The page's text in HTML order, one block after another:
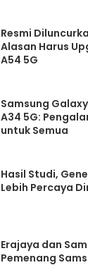
Resmi
Alasan Harus
A54 5G
Samsung
A34 5G:
untuk Semua
Hasil Studi,
Lebih Percaya
Erajaya dan
Pemenang